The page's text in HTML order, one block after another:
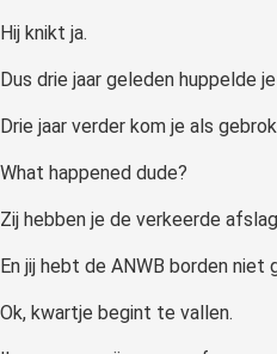
Hij knikt ja.
Dus drie jaar geleden huppelde
Drie jaar verder kom je als
What happened dude?
Zij hebben je de verkeerde
En jij hebt de ANWB borden niet
Ok, kwartje begint te vallen.